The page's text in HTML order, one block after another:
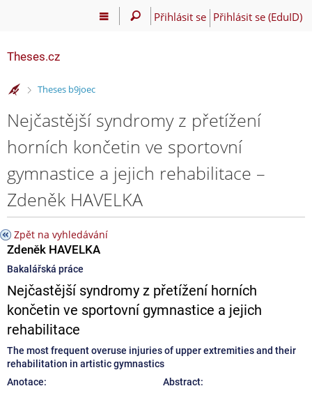
Přihlásit se Přihlásit se (EduID)
Theses.cz
>
Theses b9joec
Nejčastější syndromy z přetížení
horních končetin ve sportovní
gymnastice a jejich rehabilitace –
Zdeněk HAVELKA
Zpět na vyhledávání
Zdeněk HAVELKA
Bakalářská práce
Nejčastější syndromy z přetížení horních
končetin ve sportovní gymnastice a jejich
rehabilitace
The most frequent overuse injuries of upper extremities and their
rehabilitation in artistic gymnastics
Anotace:
Abstract: